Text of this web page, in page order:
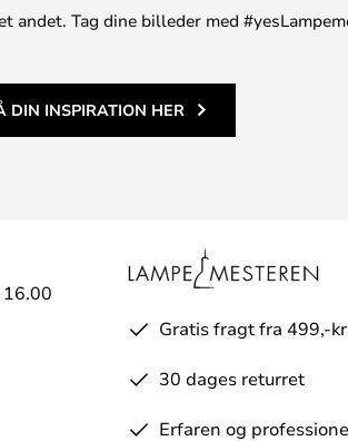
Tag dine billeder med
DIN INSPIRATION HER
Gratis fragt fra 499,-
30 dages returret
Erfaren og